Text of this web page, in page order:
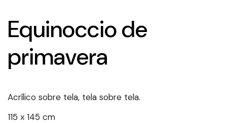
Equinoccio de
primavera
Acrílico sobre tela, tela sobre tela.
115 x 145 cm